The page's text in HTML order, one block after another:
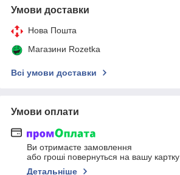
Умови доставки
Нова Пошта
Магазини Rozetka
Всі умови доставки
Умови оплати
Ви отримаєте замовлення
або гроші повернуться на вашу картку
Детальніше